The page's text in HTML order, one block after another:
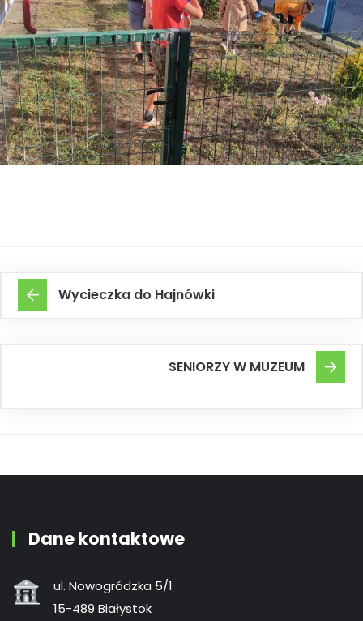
Wycieczka do Hajnówki
SENIORZY W MUZEUM
Dane kontaktowe
ul. Nowogródzka 5/1
15-489 Białystok